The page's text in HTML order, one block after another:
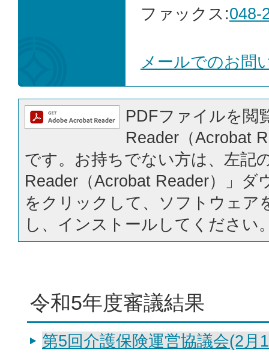
ファックス:048-
メールでのお問
PDFファイルを閲
Reader（Acrobat
です。お持ちでない方は、左記
Reader（Acrobat Reader）」ダ
をクリックして、ソフトウェア
し、インストールしてください
令和5年度審議結果
第5回介護保険運営協議会(2月